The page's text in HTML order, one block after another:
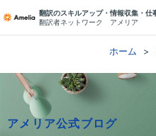
翻訳のスキルアップ・情報収集・仕
翻訳者ネットワーク アメリア
ホーム
アメリア公式ブログ